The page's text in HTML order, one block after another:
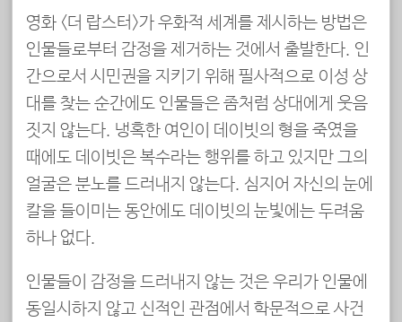
영화 <더 랍스터>가 우화적 세계를 제시하는 방법은
인물들로부터 감정을 제거하는 것에서 출발한다. 인
간으로서 시민권을 지키기 위해 필사적으로 이성 상
대를 찾는 순간에도 인물들은 좀처럼 상대에게 웃음
짓지 않는다. 냉혹한 여인이 데이빗의 형을 죽였을
때에도 데이빗은 복수라는 행위를 하고 있지만 그의
얼굴은 분노를 드러내지 않는다. 심지어 자신의 눈에
칼을 들이미는 동안에도 데이빗의 눈빛에는 두려움
하나 없다.
인물들이 감정을 드러내지 않는 것은 우리가 인물에
동일시하지 않고 신적인 관점에서 학문적으로 사건